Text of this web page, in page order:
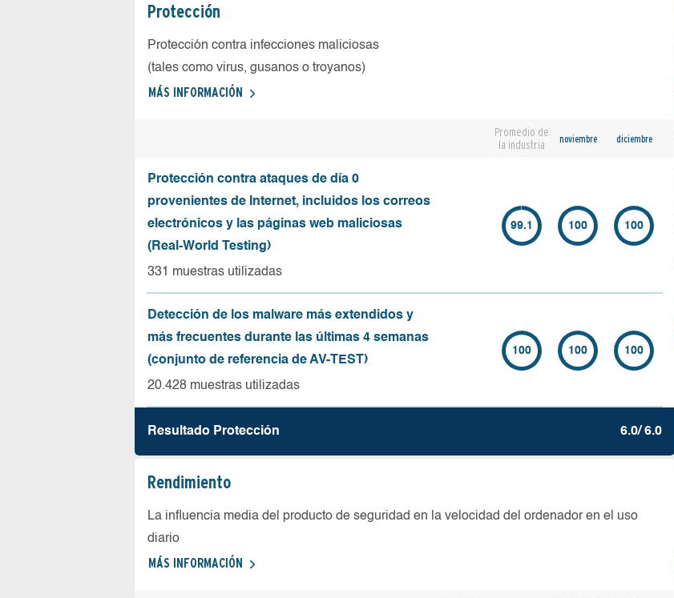
Protección
Protección contra infecciones maliciosas
(tales como virus, gusanos o troyanos)
MÁS INFORMACIÓN
Promedio de
la industria
noviembre diciembre
Protección contra ataques de día 0
provenientes de Internet, incluidos los correos
electrónicos y las páginas web maliciosas
(Real-World Testing)
331 muestras utilizadas
99.1 100 100
Detección de los malware más extendidos y
más frecuentes durante las últimas 4 semanas
(conjunto de referencia de AV-TEST)
20.428 muestras utilizadas
100 100 100
Resultado Protección 6.0/ 6.0
Rendimiento
La influencia media del producto de seguridad en la velocidad del ordenador en el uso
diario
MÁS INFORMACIÓN